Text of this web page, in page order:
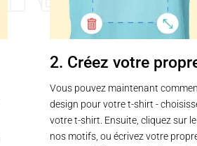
2. Créez votre
Vous pouvez maintenant
design pour votre t-shirt -
votre t-shirt. Ensuite, cliquez sur
nos motifs, ou écrivez votre